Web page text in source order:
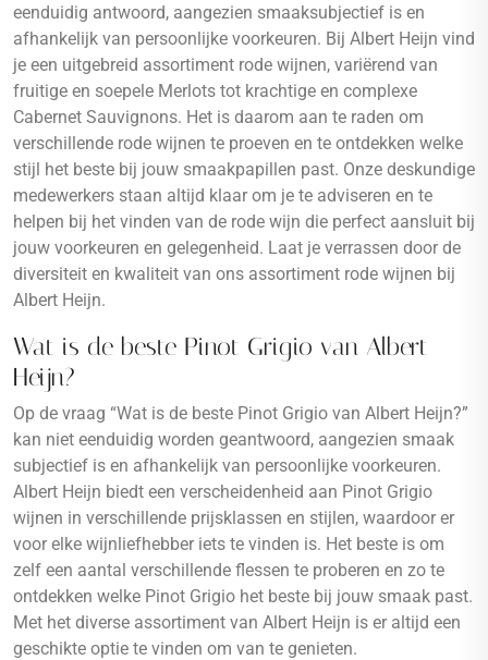
eenduidig antwoord, aangezien smaaksubjectief is en
afhankelijk van persoonlijke voorkeuren. Bij Albert Heijn vind
je een uitgebreid assortiment rode wijnen, variërend van
fruitige en soepele Merlots tot krachtige en complexe
Cabernet Sauvignons. Het is daarom aan te raden om
verschillende rode wijnen te proeven en te ontdekken welke
stijl het beste bij jouw smaakpapillen past. Onze deskundige
medewerkers staan altijd klaar om je te adviseren en te
helpen bij het vinden van de rode wijn die perfect aansluit bij
jouw voorkeuren en gelegenheid. Laat je verrassen door de
diversiteit en kwaliteit van ons assortiment rode wijnen bij
Albert Heijn.
Wat is de beste Pinot Grigio van Albert
Heijn?
Op de vraag “Wat is de beste Pinot Grigio van Albert Heijn?”
kan niet eenduidig worden geantwoord, aangezien smaak
subjectief is en afhankelijk van persoonlijke voorkeuren.
Albert Heijn biedt een verscheidenheid aan Pinot Grigio
wijnen in verschillende prijsklassen en stijlen, waardoor er
voor elke wijnliefhebber iets te vinden is. Het beste is om
zelf een aantal verschillende flessen te proberen en zo te
ontdekken welke Pinot Grigio het beste bij jouw smaak past.
Met het diverse assortiment van Albert Heijn is er altijd een
geschikte optie te vinden om van te genieten.